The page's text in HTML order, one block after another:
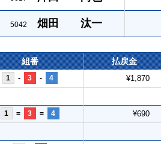
5042 畑田 汰一
組番 払戻金
1 - 3 - 4 ¥1,870
1 = 3 = 4 ¥690